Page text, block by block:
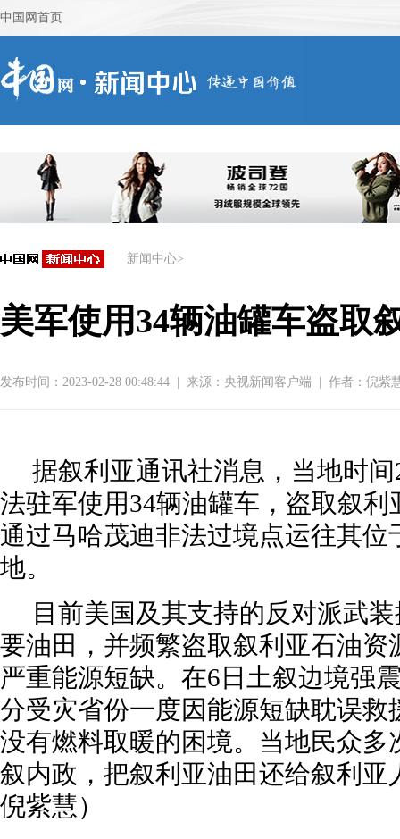
新闻中心>
美军使用34辆油罐车盗取
发布时间：2023-02-28 00:48:44 来源： 央视新闻客户端 作者：倪紫
据叙利亚通讯社消息，当地时
法驻军使用34辆油罐车，盗取叙
通过马哈茂迪非法过境点运往其位
地。
目前美国及其支持的反对派武
要油田，并频繁盗取叙利亚石油资
严重能源短缺。在6日土叙边境强
分受灾省份一度因能源短缺耽误救
没有燃料取暖的困境。当地民众多
叙内政，把叙利亚油田还给叙利亚
倪紫慧）